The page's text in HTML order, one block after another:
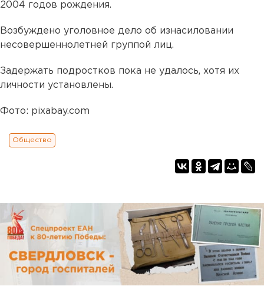
2004 годов рождения.
Возбуждено уголовное дело об изнасиловании
несовершеннолетней группой лиц.
Задержать подростков пока не удалось, хотя их
личности установлены.
Фото: pixabay.com
Общество